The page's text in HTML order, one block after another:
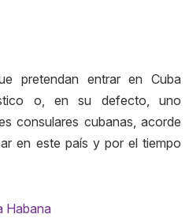
pretendan entrar en Cuba
o, en su defecto, uno
consulares cubanas, acorde
en este país y por el tiempo
Habana